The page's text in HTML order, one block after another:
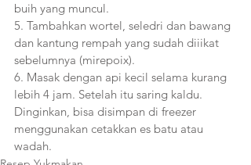
buih yang muncul.
5. Tambahkan wortel, seledri dan bawang
dan kantung rempah yang sudah diiikat
sebelumnya (mirepoix).
6. Masak dengan api kecil selama kurang
lebih 4 jam. Setelah itu saring kaldu.
Dinginkan, bisa disimpan di freezer
menggunakan cetakkan es batu atau
wadah.